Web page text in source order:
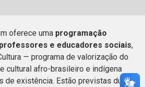
oferece uma programação
e educadores sociais,
— programa de valorização do
cultural afro-brasileiro e indígena
de existência. Estão previstas duas